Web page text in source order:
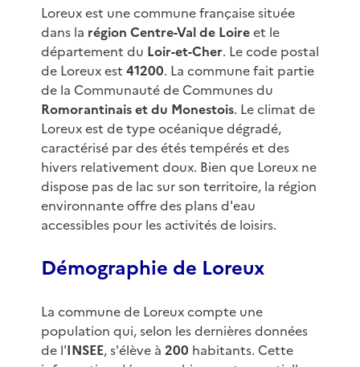
Loreux est une commune française située
dans la région Centre-Val de Loireet le
département du Loir-et-Cher. Le code postal
de Loreux est 41200. La commune fait partie
de la Communauté de Communes du
Romorantinais et du Monestois. Le climat de
Loreux est de type océanique dégradé,
caractérisé par des étés tempérés et des
hivers relativement doux. Bien que Loreux ne
dispose pas de lac sur son territoire, la région
environnante offre des plans d'eau
accessibles pour les activités de loisirs.
Démographie de Loreux
La commune de Loreux compte une
population qui, selon les dernières données
de l'INSEE, s'élève à 200 habitants. Cette